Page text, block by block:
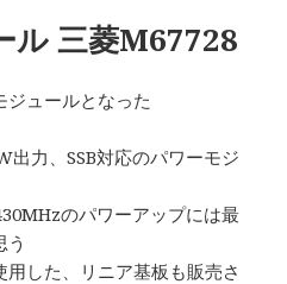
ル 三菱M67728
ジュールとなった
力、SSB対応のパワーモジ
のパワーアップには最
した、リニア基板も販売さ